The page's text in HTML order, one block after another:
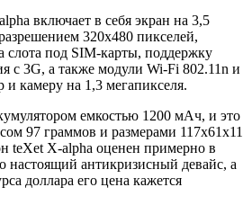
включaeт в сeбя экрaн нa 3,5
320х480 пикселей,
слота под SIM-карты, поддержку
с 3G, а также модули Wi-Fi 802.11n и
камеру на 1,3 мегапикселя.
емкостью 1200 мАч, и это
97 граммов и размерами 117х61х11
teXet X-alpha оценен примерно в
настоящий антикризисный девайс, а
доллара его цена кажется